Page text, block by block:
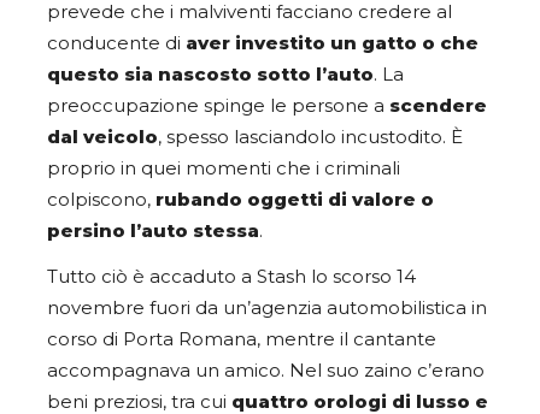
prevede che i malviventi facciano credere al
conducente di aver investito un gatto o che
questo sia nascosto sotto l’auto. La
preoccupazione spinge le persone a scendere
dal veicolo, spesso lasciandolo incustodito. È
proprio in quei momenti che i criminali
colpiscono, rubando oggetti di valore o
persino l’auto stessa.
Tutto ciò è accaduto a Stash lo scorso 14
novembre fuori da un’agenzia automobilistica in
corso di Porta Romana, mentre il cantante
accompagnava un amico. Nel suo zaino c’erano
beni preziosi, tra cui quattro orologi di lusso e